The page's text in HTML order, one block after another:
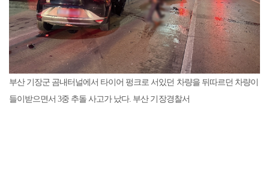
부산 기장군 곰내터널에서 타이어 펑크로 서있던 차량을 뒤따르던 차량이
들이받으면서 3중 추돌 사고가 났다. 부산 기장경찰서